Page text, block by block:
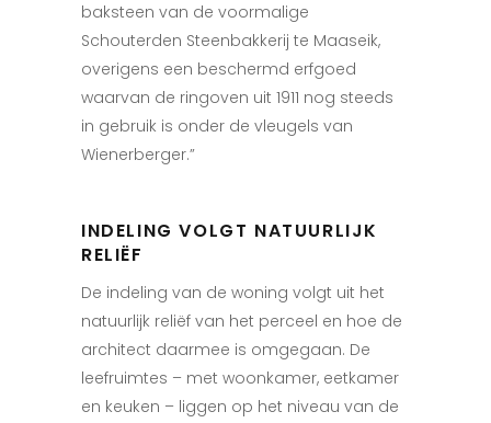
baksteen van de voormalige
Schouterden Steenbakkerij te Maaseik,
overigens een beschermd erfgoed
waarvan de ringoven uit 1911 nog steeds
in gebruik is onder de vleugels van
Wienerberger.”
INDELING VOLGT NATUURLIJK
RELIËF
De indeling van de woning volgt uit het
natuurlijk reliëf van het perceel en hoe de
architect daarmee is omgegaan. De
leefruimtes – met woonkamer, eetkamer
en keuken – liggen op het niveau van de